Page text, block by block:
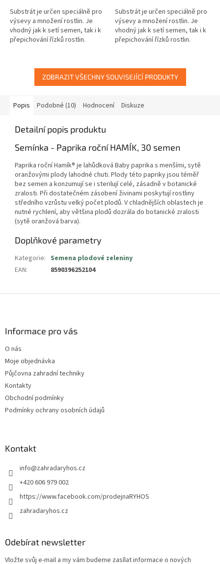
Substrát je určen speciálně pro
výsevy a množení rostlin. Je
vhodný jak k setí semen, tak i k
přepichování řízků rostlin.
Substrát je určen speciálně pro
výsevy a množení rostlin. Je
vhodný jak k setí semen, tak i k
přepichování řízků rostlin.
ZOBRAZIT VŠECHNY SOUVISEJÍCÍ PRODUKTY
Popis Podobné (10) Hodnocení Diskuze
Detailní popis produktu
Semínka - Paprika roční HAMÍK, 30 semen
Paprika roční Hamík® je lahůdková Baby paprika s menšími, sytě
oranžovými plody lahodné chuti. Plody této papriky jsou téměř
bez semen a konzumují se i sterilují celé, zásadně v botanické
zralosti. Při dostatečném zásobení živinami poskytují rostliny
středního vzrůstu velký počet plodů. V chladnějších oblastech je
nutné rychlení, aby většina plodů dozrála do botanické zralosti
(sytě oranžová barva).
Doplňkové parametry
Kategorie: Semena plodové zeleniny
EAN: 8590396252104
Informace pro vás
O nás
Moje objednávka
Půjčovna zahradní techniky
Kontakty
Obchodní podmínky
Podmínky ochrany osobních údajů
Kontakt
info@zahradaryhos.cz
+420 606 979 002
https://www.facebook.com/prodejnaRYHOS
zahradaryhos.cz
Odebírat newsletter
Vložte svůj e-mail a my vám budeme zasílat informace o nových